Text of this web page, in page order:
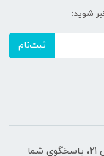
شوید:
ثبت‌نام
روزهای کاری از ساعت 10 الی 14 و 18 الی 21، پاسخگوی شما